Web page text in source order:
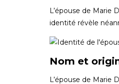
L’épouse de Marie
identité révèle
Nom et
L’épouse de Marie